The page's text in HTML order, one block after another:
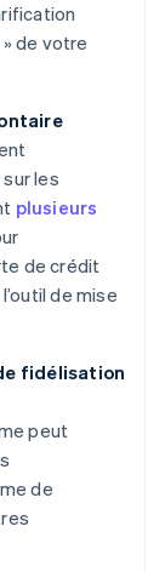
de votre
les
plusieurs
de crédit
de mise
fidélisation
peut
de